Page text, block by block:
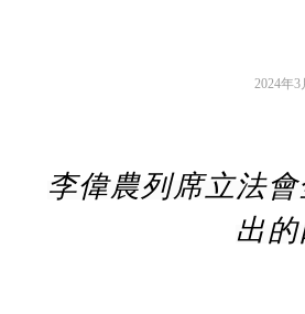
2024年3
李偉農列席立法
出